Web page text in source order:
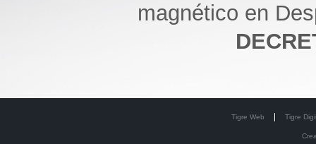
magnético en
Tigre Web Tigre